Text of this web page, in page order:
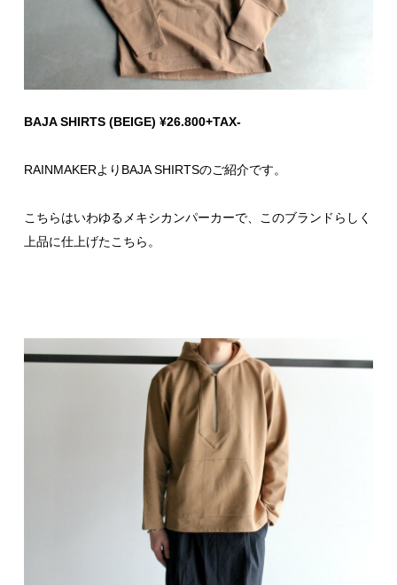
BAJA SHIRTS (BEIGE) ¥26.800+TAX-
RAINMAKERよりBAJA SHIRTSのご紹介です。
こちらはいわゆるメキシカンパーカーで、このブランドらしく
上品に仕上げたこちら。